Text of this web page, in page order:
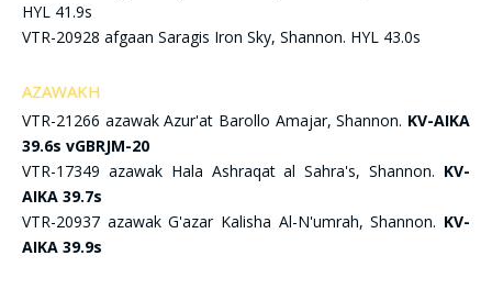
HYL 41.9s
VTR-20928 afgaan Saragis Iron Sky, Shannon. HYL 43.0s
AZAWAKH
VTR-21266 azawak Azur'at Barollo Amajar, Shannon. KV-AIKA
39.6s vGBRJM-20
VTR-17349 azawak Hala Ashraqat al Sahra's, Shannon. KV-
AIKA 39.7s
VTR-20937 azawak G'azar Kalisha Al-N'umrah, Shannon. KV-
AIKA 39.9s